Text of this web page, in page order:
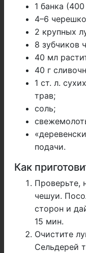
1 банка
4–6
2 крупных
8 зубчиков
40 мл
40 г
1 ст. л.
трав;
соль;
подачи.
Как
Проверьте,
чешуи.
сторон и
15 мин.
Очистите
Сельдерей